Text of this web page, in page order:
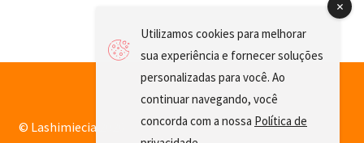
© Lashimiecia 2026
Utilizamos cookies para melhorar
sua experiência e fornecer soluções
personalizadas para você. Ao
continuar navegando, você
concorda com a nossa Política de